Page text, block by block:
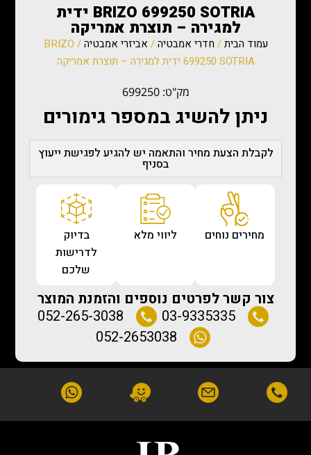
BRIZO 699250 SOTRIA ידית
למגירה – תוצרת אמריקה
עמוד הבית/ חדרי אמבטיה/ אביזרי אמבטיה
/ BRIZO
699250 SOTRIA ידית למגירה – תוצרת אמריקה
מק"ט: 699250
ניתן להשיג במספר גימורים
לקבלת הצעת מחיר והתאמה יש להגיע לפגישת ייעוץ
בסניף
מחירים נוחים ליווי מלא
בדיוק
לדרישות
שלכם
צור קשר לפרטים נוספים והזמנת המוצר
03-9335335
052-265-3038
052-2653038